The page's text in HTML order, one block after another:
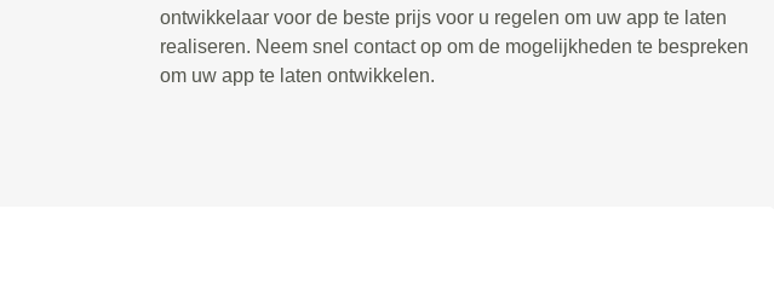
ontwikkelaar voor de beste prijs voor u regelen om uw app te laten
realiseren. Neem snel contact op om de mogelijkheden te bespreken
om uw app te laten ontwikkelen.